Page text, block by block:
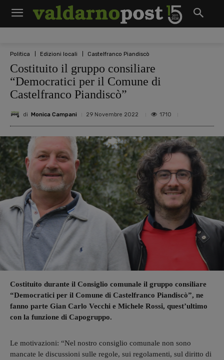
Politica Edizioni locali Castelfranco Piandiscò
Costituito il gruppo consiliare
“Democratici per il Comune di
Castelfranco Piandiscò”
di Monica Campani 29 Novembre 2022 1710
Costituito durante il Consiglio comunale il gruppo consiliare
“Democratici per il Comune di Castelfranco Piandiscò”, ne
fanno parte Gian Carlo Vecchi e Michele Rossi, quest’ultimo
con la funzione di Capogruppo.
Le motivazioni: “Nel nostro consiglio comunale non sono
mancate le discussioni sulle regole, sui regolamenti, sul diritto di